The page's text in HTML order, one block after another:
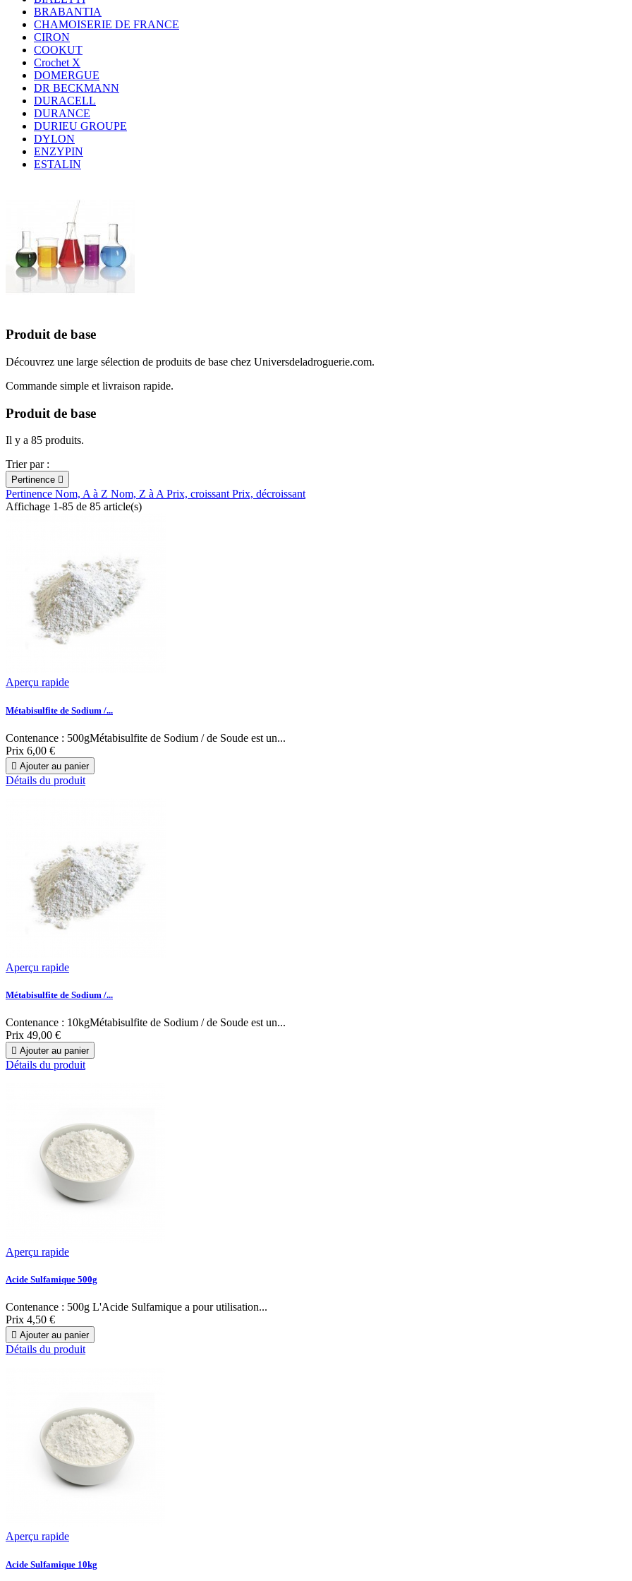
BRABANTIA
CHAMOISERIE DE FRANCE
CIRON
COOKUT
Crochet X
DOMERGUE
DR BECKMANN
DURACELL
DURANCE
DURIEU GROUPE
DYLON
ENZYPIN
ESTALIN
Produit de base
Découvrez une large sélection de produits de base chez Universdeladroguerie.com.
Commande simple et livraison rapide.
Produit de base
Il y a 85 produits.
Trier par :
Pertinence 
Pertinence Nom, A à Z Nom, Z à APrix, croissantPrix, décroissant
Affichage 1-85 de 85 article(s)
Aperçu rapide
Métabisulfite de Sodium /...
Contenance : 500gMétabisulfite de Sodium / de Soude est un...
Prix 6,00 €
 Ajouter au panier
Détails du produit
Aperçu rapide
Métabisulfite de Sodium /...
Contenance : 10kgMétabisulfite de Sodium / de Soude est un...
Prix 49,00 €
 Ajouter au panier
Détails du produit
Aperçu rapide
Acide Sulfamique 500g
Contenance : 500g L'Acide Sulfamique a pour utilisation...
Prix 4,50 €
 Ajouter au panier
Détails du produit
Aperçu rapide
Acide Sulfamique 10kg